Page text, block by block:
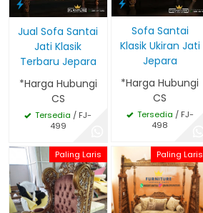
Jual Sofa Santai
Jati Klasik
Terbaru Jepara
*Harga Hubungi
CS
Tersedia / FJ-
499
Sofa Santai
Klasik Ukiran Jati
Jepara
*Harga Hubungi
CS
Tersedia / FJ-
498
Paling Laris Paling Laris